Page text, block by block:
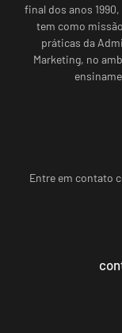
final dos anos
tem como
práticas da
Marketing, no
Entre em contato